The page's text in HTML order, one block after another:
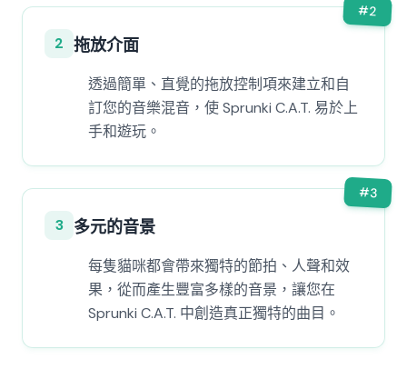
#2
2 拖放介面
透過簡單、直覺的拖放控制項來建立和自
訂您的音樂混音，使 Sprunki C.A.T. 易於上
手和遊玩。
#3
3 多元的音景
每隻貓咪都會帶來獨特的節拍、人聲和效
果，從而產生豐富多樣的音景，讓您在
Sprunki C.A.T. 中創造真正獨特的曲目。